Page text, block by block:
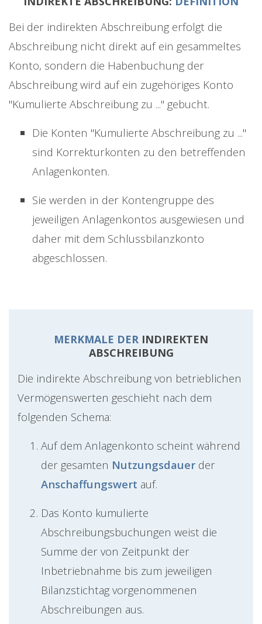
Bei der indirekten Abschreibung erfolgt die
Abschreibung nicht direkt auf ein gesammeltes
Konto, sondern die Habenbuchung der
Abschreibung wird auf ein zugehöriges Konto
"Kumulierte Abschreibung zu ..." gebucht.
Die Konten "Kumulierte Abschreibung zu ..."
sind Korrekturkonten zu den betreffenden
Anlagenkonten.
Sie werden in der Kontengruppe des
jeweiligen Anlagenkontos ausgewiesen und
daher mit dem Schlussbilanzkonto
abgeschlossen.
MERKMALE DER INDIREKTEN
ABSCHREIBUNG
Die indirekte Abschreibung von betrieblichen
Vermögenswerten geschieht nach dem
folgenden Schema:
Auf dem Anlagenkonto scheint während
der gesamten Nutzungsdauer der
Anschaffungswert auf.
Das Konto kumulierte
Abschreibungsbuchungen weist die
Summe der von Zeitpunkt der
Inbetriebnahme bis zum jeweiligen
Bilanzstichtag vorgenommenen
Abschreibungen aus.